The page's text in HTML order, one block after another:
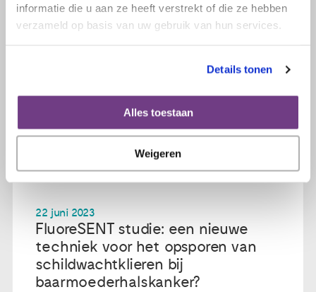
informatie die u aan ze heeft verstrekt of die ze hebben
verzameld op basis van uw gebruik van hun services.
Details tonen
Alles toestaan
Weigeren
22 juni 2023
FluoreSENT studie: een nieuwe
techniek voor het opsporen van
schildwachtklieren bij
baarmoederhalskanker?